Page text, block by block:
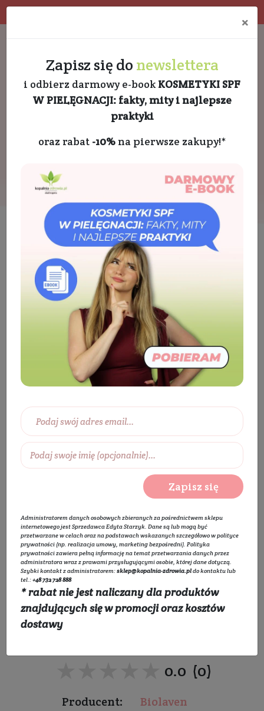
Kosmetyki Ciało
pod prysznic
Lawendowy żel myjący do ciała
Lawendowy żel myjący do
ciała
0.0 (0)
Producent:
Biolaven
×
Zapisz się do newslettera
i odbierz darmowy e-book KOSMETYKI SPF
W PIELĘGNACJI: fakty, mity i najlepsze
praktyki
oraz rabat -10%na pierwsze zakupy!*
Zapisz się
Administratorem danych osobowych zbieranych za pośrednictwem sklepu
internetowego jest Sprzedawca Edyta Starzyk. Dane są lub mogą być
przetwarzane w celach oraz na podstawach wskazanych szczegółowo wpolityce
prywatności (np. realizacja umowy, marketing bezpośredni). Polityka
prywatnościzawiera pełną informację na temat przetwarzania danych przez
administratora wraz z prawami przysługującymi osobie, której dane dotyczą.
Szybki kontakt z administratorem:sklep@kopalnia-zdrowia.pldo kontaktu lub
tel.:+48 732 728 888
* rabat nie jest naliczany dla produktów
znajdujących się w promocji oraz kosztów
dostawy